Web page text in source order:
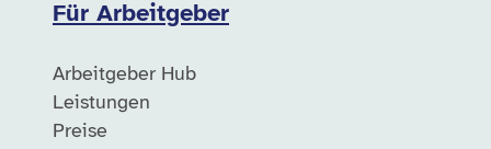
Für Arbeitgeber
Arbeitgeber Hub
Leistungen
Preise